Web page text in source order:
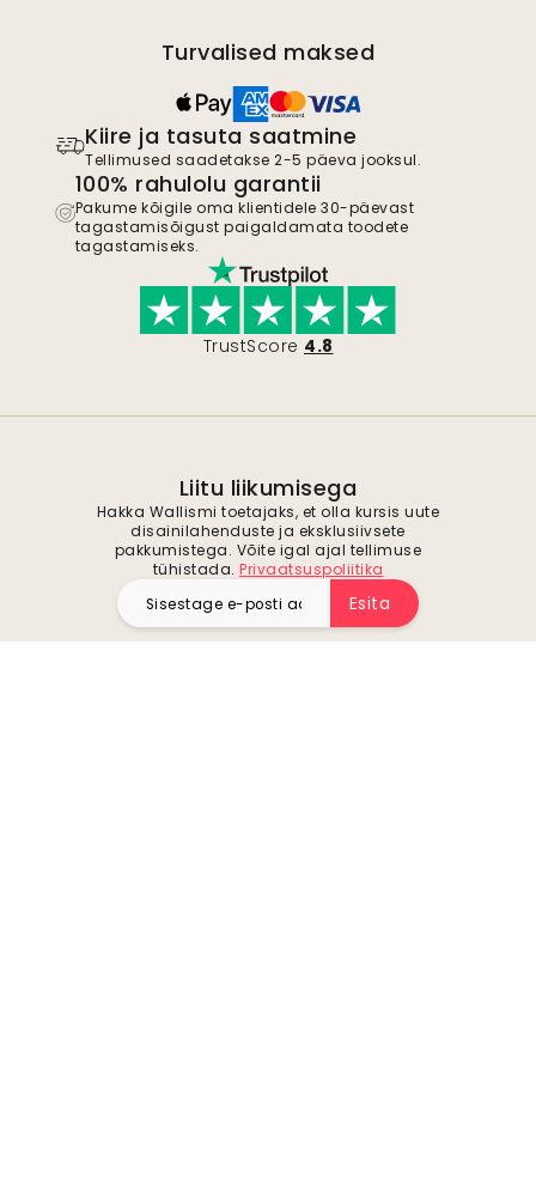
Turvalised maksed
Kiire ja tasuta saatmine
Tellimused saadetakse 2-5 päeva jooksul.
100% rahulolu garantii
Pakume kõigile oma klientidele 30-päevast
tagastamisõigust paigaldamata toodete
tagastamiseks.
TrustScore 4.8
Liitu liikumisega
Hakka Wallismi toetajaks, et olla kursis uute
disainilahenduste ja eksklusiivsete
pakkumistega. Võite igal ajal tellimuse
tühistada. Privaatsuspoliitika
Esita